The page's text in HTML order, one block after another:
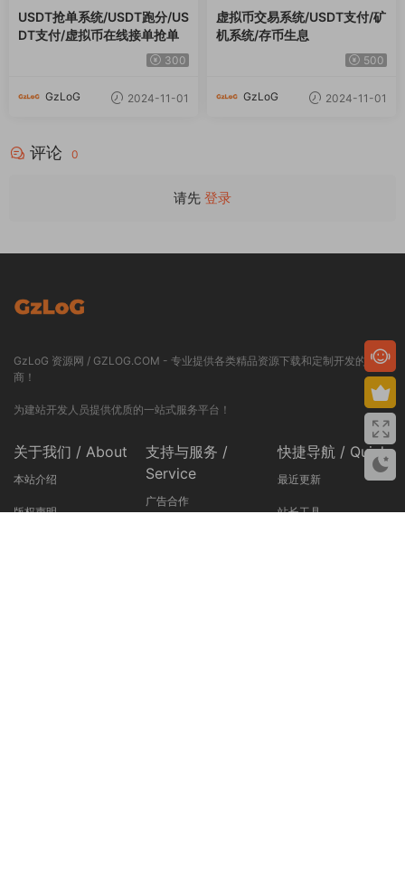
USDT抢单系统/USDT跑分/US
DT支付/虚拟币在线接单抢单
300
GzLoG 2024-11-01
虚拟币交易系统/USDT支付/矿
机系统/存币生息
500
GzLoG 2024-11-01
评论 0
请先 登录
GzLoG 资源网 / GZLOG.COM - 专业提供各类精品资源下载和定制开发的服务
商！
为建站开发人员提供优质的一站式服务平台！
关于我们 / About
本站介绍
版权声明
支持与服务 /
Service
广告合作
快捷导航 / Quick
最近更新
站长工具